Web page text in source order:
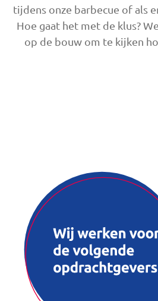
tijdens onze barbecue of als
Hoe gaat het met de klus?
op de bouw om te kijken